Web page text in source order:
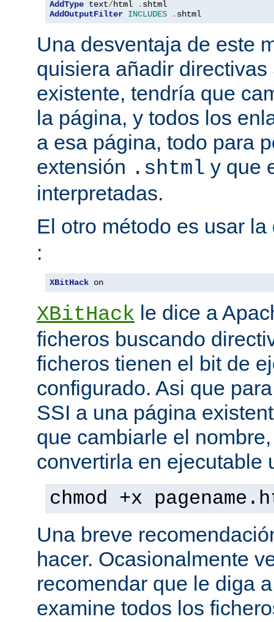
AddType text/html .
AddOutputFilter INCLUDES . shtml
Una desventaja de este
quisiera añadir
existente, tendría que
la página, y todos los
a esa página, todo para
extensión .shtml y que
interpretadas.
El otro método es usar
:
XBitHack on
XBitHack le dice a
ficheros buscando
ficheros tienen el bit de
configurado. Asi que
SSI a una página
que cambiarle el
convertirla en ejecutable
chmod +x
Una breve
hacer. Ocasionalmente
recomendar que le diga
examine todos los